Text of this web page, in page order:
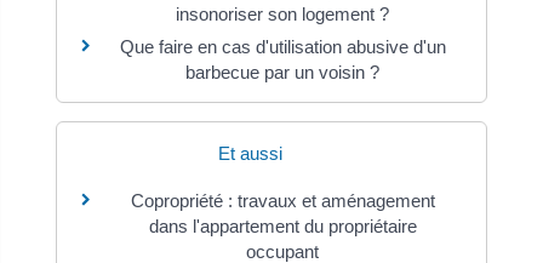
insonoriser son logement ?
Que faire en cas d'utilisation abusive d'un
barbecue par un voisin ?
Et aussi
Copropriété : travaux et aménagement
dans l'appartement du propriétaire
occupant